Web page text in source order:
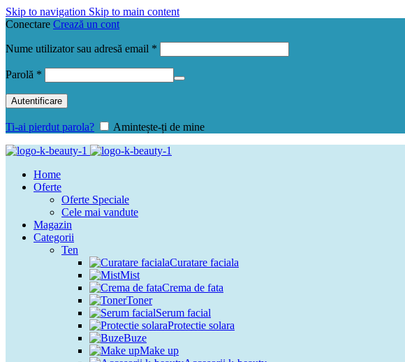
Skip to navigation Skip to main content
Conectare Crează un cont
Nume utilizator sau adresă email *
Parolă *
Autentificare
Ti-ai pierdut parola? Amintește-ți de mine
Home
Oferte
Oferte Speciale
Cele mai vandute
Magazin
Categorii
Ten
Curatare faciala
Mist
Crema de fata
Toner
Serum facial
Protectie solara
Buze
Make up